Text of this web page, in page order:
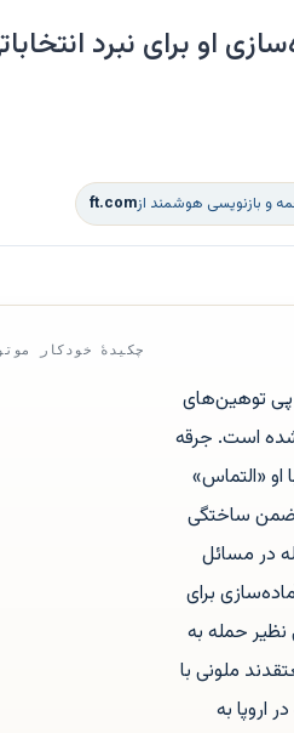
او برای نبرد
و بازنویسی هوشمند ازft.com
چکیدهٔ خودکار
پی توهین‌های
شده است. جرقه
۷ برای گرفتن عکس با او «التماس»
ضمن ساختگی
در مسائل
برای
حمله به
ملونی با
اروپا به